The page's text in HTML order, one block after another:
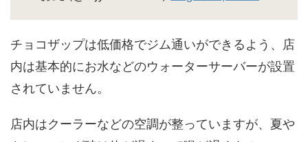
チョコザップは低価格でジム通いができるよう、店
内は基本的にお水などのウォーターサーバーが設置
されていません。
店内はクーラーなどの空調が整っていますが、夏や